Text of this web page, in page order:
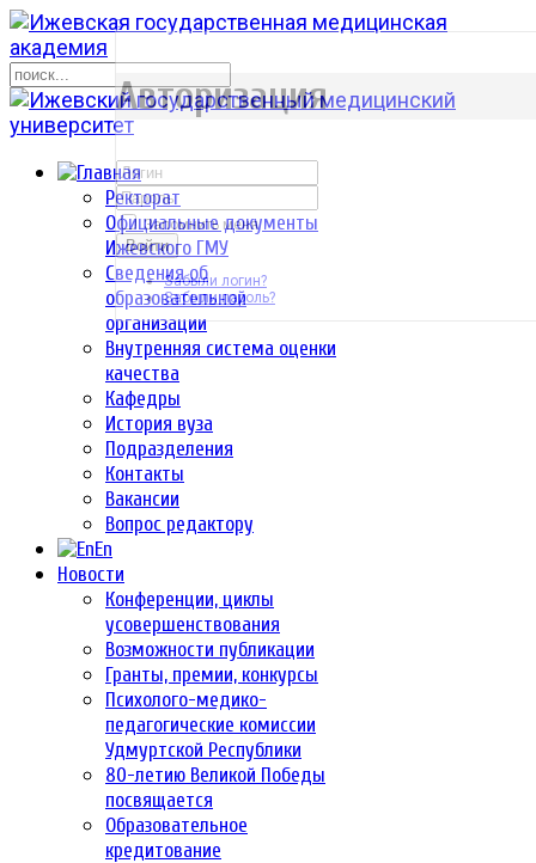
Ректорат
Официальные документы
Ижевского ГМУ
Сведения об
образовательной
организации
Внутренняя система оценки
качества
Кафедры
История вуза
Подразделения
Контакты
Вакансии
Вопрос редактору
En
Новости
Конференции, циклы
усовершенствования
Возможности публикации
Гранты, премии, конкурсы
Психолого-медико-
педагогические комиссии
Удмуртской Республики
80-летию Великой Победы
посвящается
Образовательное
кредитование
р
Авторизация
Запомнить меня
Войти
Забыли логин?
Забыли пароль?